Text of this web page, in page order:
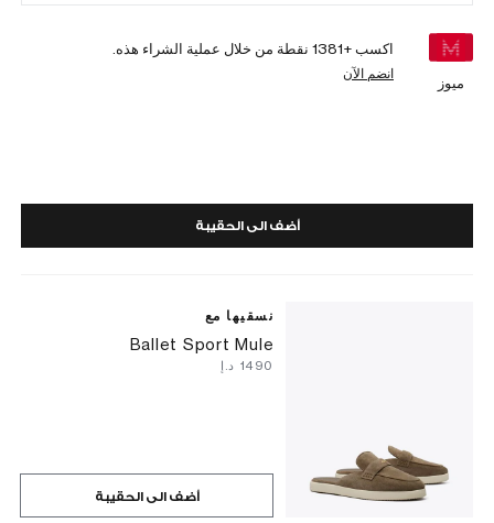
ميوز
اكسب +1381 نقطة من خلال عملية الشراء هذه.
انضم الآن
أضف الى الحقيبة
نسقيها مع
Ballet Sport Mule
أضف الى الحقيبة